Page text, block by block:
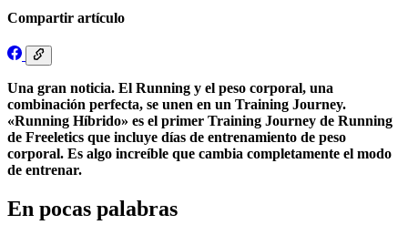
Compartir artículo
Una gran noticia. El Running y el peso corporal, una
combinación perfecta, se unen en un Training Journey.
«Running Híbrido» es el primer Training Journey de Running
de Freeletics que incluye días de entrenamiento de peso
corporal. Es algo increíble que cambia completamente el modo
de entrenar.
En pocas palabras